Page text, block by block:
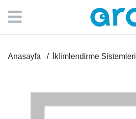
Anasayfa İklimlendirme Sistemleri